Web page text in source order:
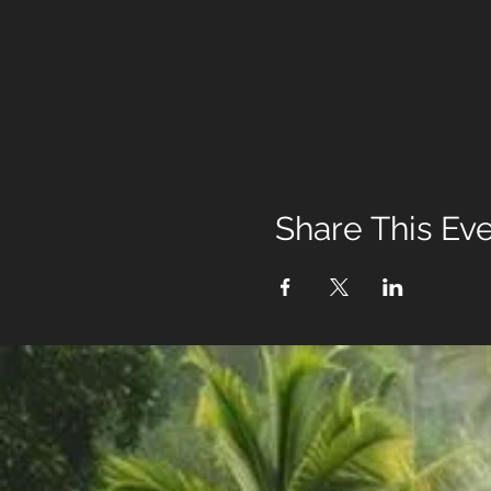
Share This